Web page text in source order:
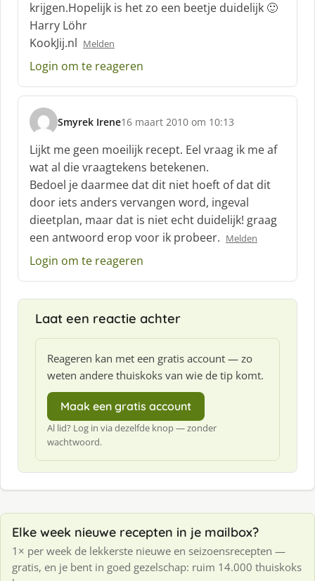
krijgen.Hopelijk is het zo een beetje duidelijk 🙂
Harry Löhr
KookJij.nl Melden
Login om te reageren
Smyrek Irene
s
c
h
r
e
e
f
16 maart 2010 om 10:13
Lijkt me geen moeilijk recept. Eel vraag ik me af
wat al die vraagtekens betekenen.
Bedoel je daarmee dat dit niet hoeft of dat dit
door iets anders vervangen word, ingeval
dieetplan, maar dat is niet echt duidelijk! graag
een antwoord erop voor ik probeer. Melden
Login om te reageren
Laat een reactie achter
Reageren kan met een gratis account — zo
weten andere thuiskoks van wie de tip komt.
Maak een gratis account
Al lid? Log in via dezelfde knop — zonder
wachtwoord.
Elke week nieuwe recepten in je mailbox?
1× per week de lekkerste nieuwe en seizoensrecepten —
gratis, en je bent in goed gezelschap: ruim 14.000 thuiskoks